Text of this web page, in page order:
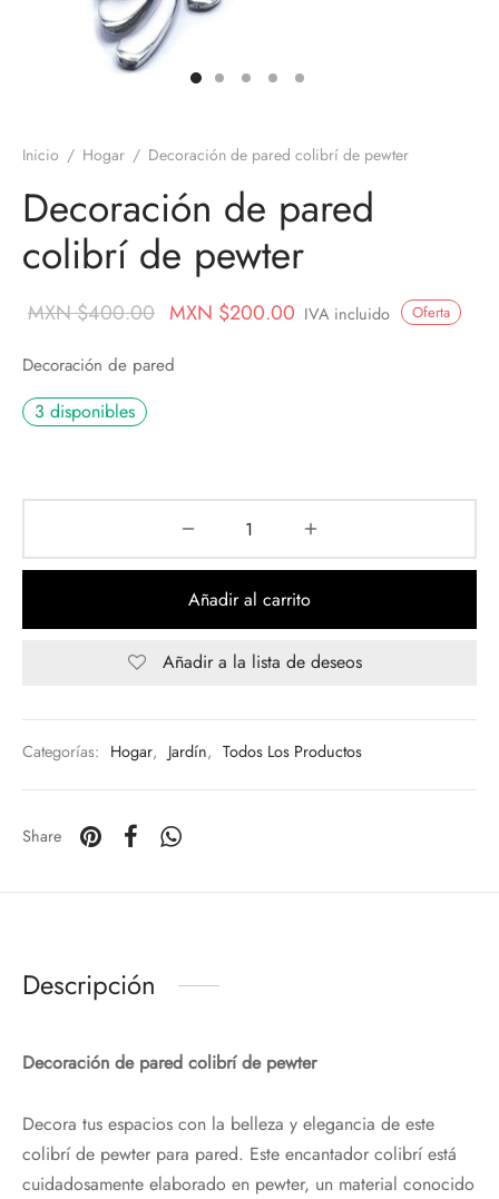
Inicio / Hogar / Decoración de pared colibrí de pewter
Decoración de pared
colibrí de pewter
Oferta
MXN $400.00 Original
was:
MXN $200.00 Current
IVA incluido
Decoración de pared
3 disponibles
Añadir al carrito
Añadir a la lista de deseos
Categorías: Hogar, Jardín, Todos Los Productos
Share
Descripción
Decoración de pared colibrí de pewter
Decora tus espacios con la belleza y elegancia de este
colibrí de pewter para pared. Este encantador colibrí está
cuidadosamente elaborado en pewter, un material conocido
aromáticos
aromáticas